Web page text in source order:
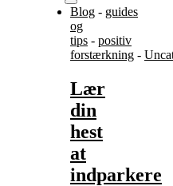
Blog - guides
og
tips - positiv
forstærkning -
Lær
din
hest
at
indparkere